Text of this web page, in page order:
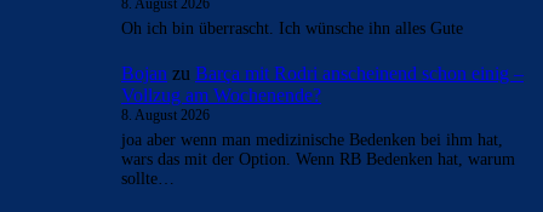
8. August 2026
Oh ich bin überrascht. Ich wünsche ihn alles Gute
Bojan zu Barça mit Rodri anscheinend schon einig –
Vollzug am Wochenende?
8. August 2026
joa aber wenn man medizinische Bedenken bei ihm hat,
wars das mit der Option. Wenn RB Bedenken hat, warum
sollte…